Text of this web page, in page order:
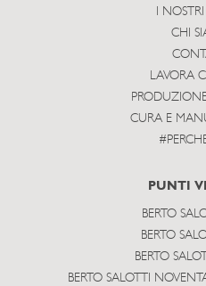
I
CHI
LAVORA
CURA E
PUNTI
BERTO
BERTO
BERTO
BERTO SALOTTI